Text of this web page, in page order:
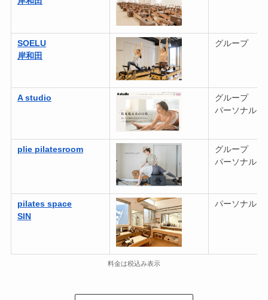
SOELU
岸和田
グループ
A studio
グループ
パーソナル
plie pilatesroom
グループ
パーソナル
pilates space
SIN
パーソナル
料金は税込み表示